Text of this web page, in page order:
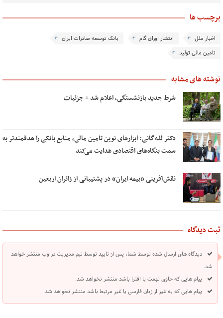
برچسب ها
اخبار ملل انتشار اوراق گام
بانک توسعه صادرات ایران
تامین مالی تولید
نوشته های مشابه
شرط جدید بازنشستگی، اعلام شد + جزئیات
دکتر للـه‌گانی: ابزارهای نوین تامین مالی، منابع بانکی را هدفمندتر به
سمت بنگاه‌های اقتصادی هدایت می‌کند
نقش‌آفرینی «بیمه ایران» در پشتیبانی از زائران اربعین
ثبت دیدگاه
دیدگاه های ارسال شده توسط شما، پس از تایید توسط تیم مدیریت در وب منتشر خواهد
شد.
پیام هایی که حاوی تهمت یا افترا باشد منتشر نخواهد شد.
پیام هایی که به غیر از زبان فارسی یا غیر مرتبط باشد منتشر نخواهد شد.